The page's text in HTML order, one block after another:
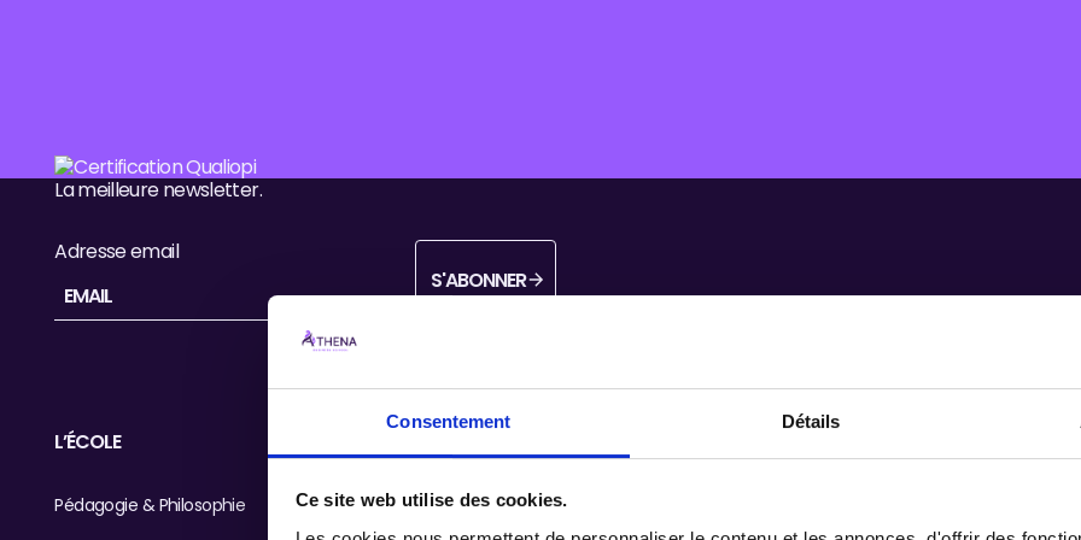
Consentement Détails
Ce site web utilise des cookies.
Pied de page
La meilleure newsletter.
Adresse email
S'abonner
S'ABONNER
L’ÉCOLE
Pédagogie & Philosophie
BTS MCO